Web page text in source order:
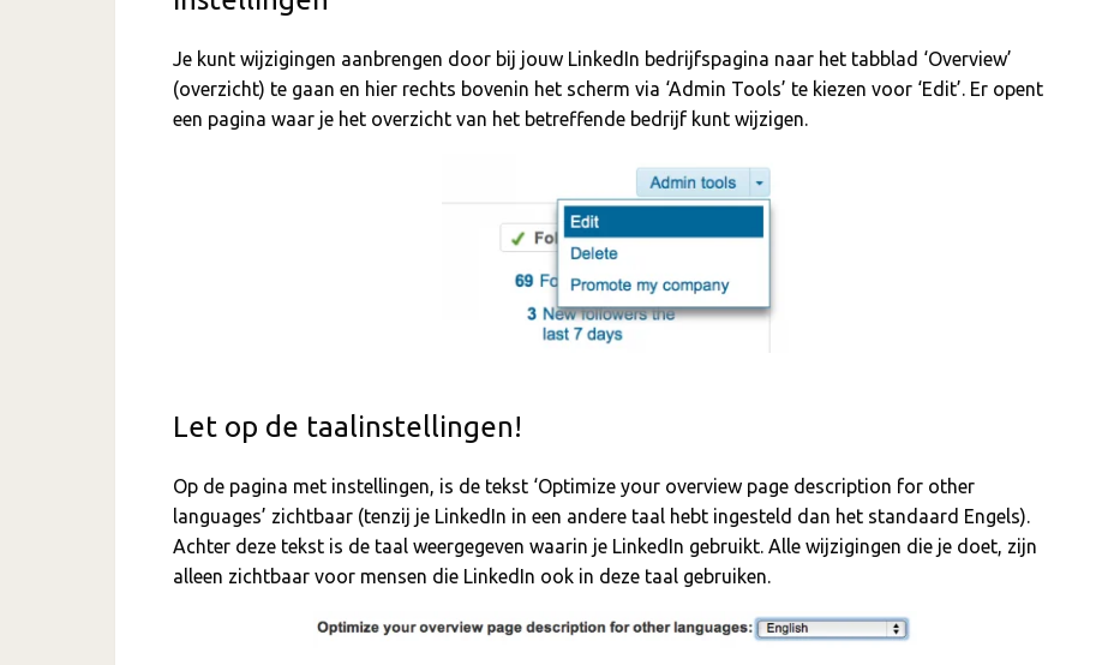
Je kunt wijzigingen aanbrengen door bij jouw LinkedIn bedrijfspagina naar het tabblad ‘Overview’
(overzicht) te gaan en hier rechts bovenin het scherm via ‘Admin Tools’ te kiezen voor ‘Edit’. Er opent
een pagina waar je het overzicht van het betreffende bedrijf kunt wijzigen.
Let op de taalinstellingen!
Op de pagina met instellingen, is de tekst ‘Optimize your overview page description for other
languages’ zichtbaar (tenzij je LinkedIn in een andere taal hebt ingesteld dan het standaard Engels).
Achter deze tekst is de taal weergegeven waarin je LinkedIn gebruikt. Alle wijzigingen die je doet, zijn
alleen zichtbaar voor mensen die LinkedIn ook in deze taal gebruiken.